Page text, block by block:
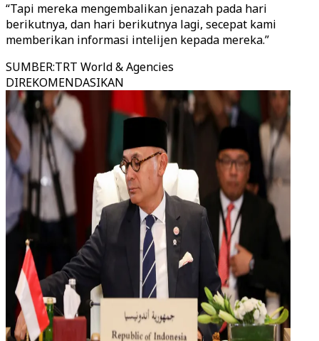
“Tapi mereka mengembalikan jenazah pada hari
berikutnya, dan hari berikutnya lagi, secepat kami
memberikan informasi intelijen kepada mereka.”
SUMBER:TRT World & Agencies
DIREKOMENDASIKAN